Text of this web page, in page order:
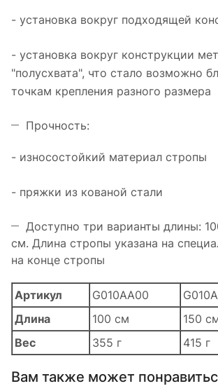
- установка вокруг подходящей
- установка вокруг конструкции
"полусхвата", что стало возможно
точкам крепления разного размера
Прочность:
- износостойкий материал стропы
- пряжки из кованой стали
Доступно три варианты длины:
см. Длина стропы указана на
на конце стропы
Артикул G010AA00
Длина
100 см 150
Вес
355 г 415 г
Вам также может